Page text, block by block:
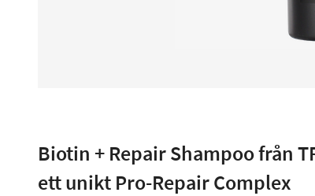
Biotin + Repair Shampoo från
ett unikt Pro-Repair Complex